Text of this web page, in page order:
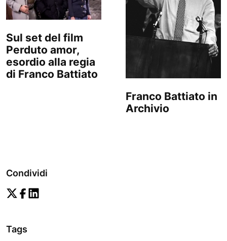
Sul set del film
Perduto amor,
esordio alla regia
di Franco Battiato
Franco Battiato in
Archivio
Condividi
Tags